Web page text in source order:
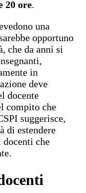
20 ore.
una
opportuno
che da anni si
in
deve
docente
compito che
suggerisce,
di estendere
che